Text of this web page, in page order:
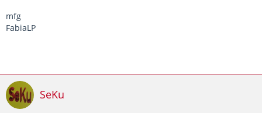
mfg
FabiaLP
SeKu